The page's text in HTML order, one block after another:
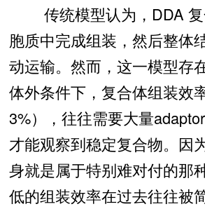
传统模型认为，DDA 复
胞质中完成组装，然后整体
动运输。然而，这一模型存
体外条件下，复合体组装效
3%），往往需要大量
才能观察到稳定复合物。因
身就是属于特别难对付的那
低的组装效率在过去往往被